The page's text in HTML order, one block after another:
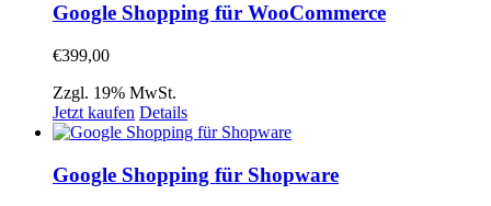
Google Shopping für WooCommerce
€399,00
Zzgl. 19% MwSt.
Jetzt kaufen Details
Google Shopping für Shopware